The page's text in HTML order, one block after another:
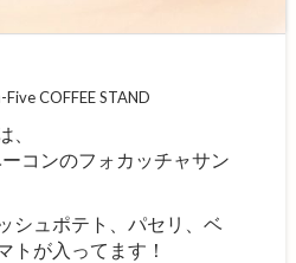
Five COFFEE STAND
、
コンのフォカッチャサン
シュポテト、パセリ、ベ
トが入ってます！